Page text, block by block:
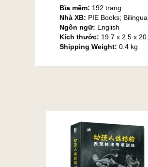
Bìa mềm: 192 trang
Nhà XB: PIE Books;
Ngôn ngữ: English
Kích thước: 19.7 x 2.5 x
Shipping Weight: 0.4 kg